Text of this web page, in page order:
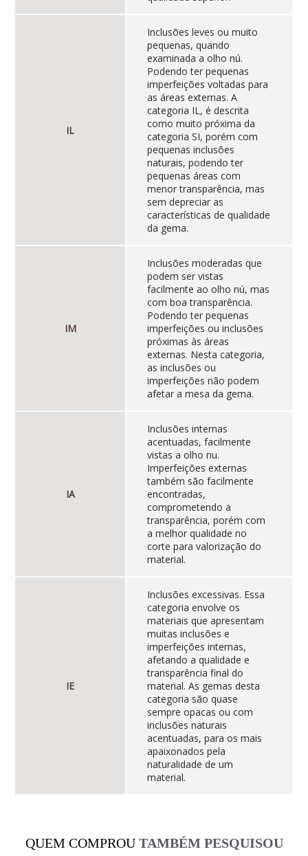
IL
Inclusões leves ou muito
pequenas, quando
examinada a olho nú.
Podendo ter pequenas
imperfeições voltadas para
as áreas externas. A
categoria IL, é descrita
como muito próxima da
categoria SI, porém com
pequenas inclusões
naturais, podendo ter
pequenas áreas com
menor transparência, mas
sem depreciar as
características de qualidade
da gema.
IM
Inclusões moderadas que
podem ser vistas
facilmente ao olho nú, mas
com boa transparência.
Podendo ter pequenas
imperfeições ou inclusões
próximas às áreas
externas. Nesta categoria,
as inclusões ou
imperfeições não podem
afetar a mesa da gema.
IA
Inclusões internas
acentuadas, facilmente
vistas a olho nu.
Imperfeições externas
também são facilmente
encontradas,
comprometendo a
transparência, porém com
a melhor qualidade no
corte para valorização do
material.
IE
Inclusões excessivas. Essa
categoria envolve os
materiais que apresentam
muitas inclusões e
imperfeições internas,
afetando a qualidade e
transparência final do
material. As gemas desta
categoria são quase
sempre opacas ou com
inclusões naturais
acentuadas, para os mais
apaixonados pela
naturalidade de um
material.
QUEM COMPROU TAMBÉM PESQUISOU